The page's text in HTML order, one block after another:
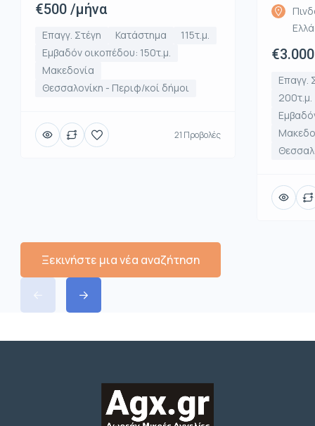
€500 /μήνα
Επαγγ. Στέγη Κατάστημα
115τ.μ.
Εμβαδόν οικοπέδου: 150τ.μ.
Μακεδονία
Θεσσαλονίκη - Περιφ/κοί δήμοι
21 Προβολές
Επαγγ.
200τ.μ.
Ξεκινήστε μια νέα αναζήτηση